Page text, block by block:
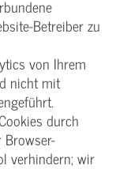
Betreiber zu
von Ihrem
nicht mit
durch
Browser-
verhindern; wir